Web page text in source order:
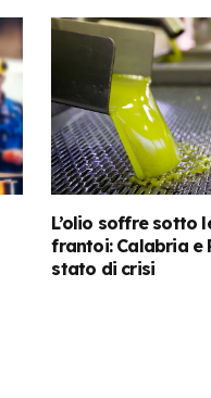
L’olio soffre sotto
frantoi: Calabria e
stato di crisi